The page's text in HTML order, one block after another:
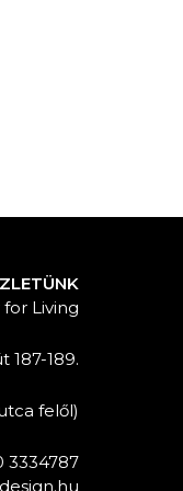
Living
187-189.
felől)
3334787